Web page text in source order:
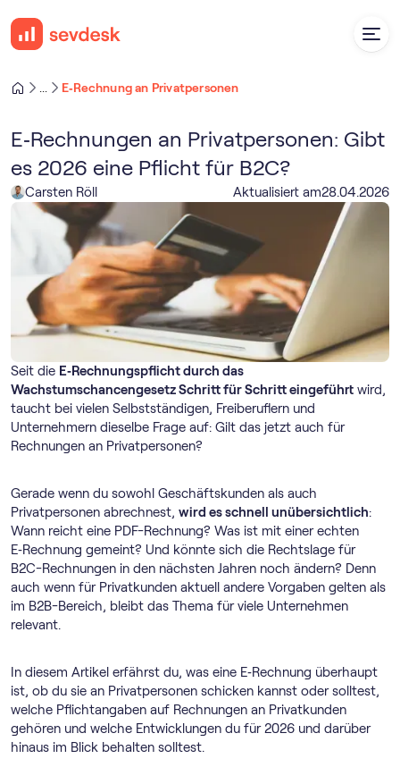
E‑Rechnung an Privatpersonen
E‑Rechnungen an Privatpersonen: Gibt
es 2026 eine Pflicht für B2C?
Carsten Röll Aktualisiert am28.04.2026
Seit die E‑Rechnungspflicht durch das
Wachstumschancengesetz Schritt für Schritt eingeführt wird,
taucht bei vielen Selbstständigen, Freiberuflern und
Unternehmern dieselbe Frage auf: Gilt das jetzt auch für
Rechnungen an Privatpersonen?
Gerade wenn du sowohl Geschäftskunden als auch
Privatpersonen abrechnest, wird es schnell unübersichtlich:
Wann reicht eine PDF-Rechnung? Was ist mit einer echten
E‑Rechnung gemeint? Und könnte sich die Rechtslage für
B2C-Rechnungen in den nächsten Jahren noch ändern? Denn
auch wenn für Privatkunden aktuell andere Vorgaben gelten als
im B2B-Bereich, bleibt das Thema für viele Unternehmen
relevant.
In diesem Artikel erfährst du, was eine E‑Rechnung überhaupt
ist, ob du sie an Privatpersonen schicken kannst oder solltest,
welche Pflichtangaben auf Rechnungen an Privatkunden
gehören und welche Entwicklungen du für 2026 und darüber
hinaus im Blick behalten solltest.